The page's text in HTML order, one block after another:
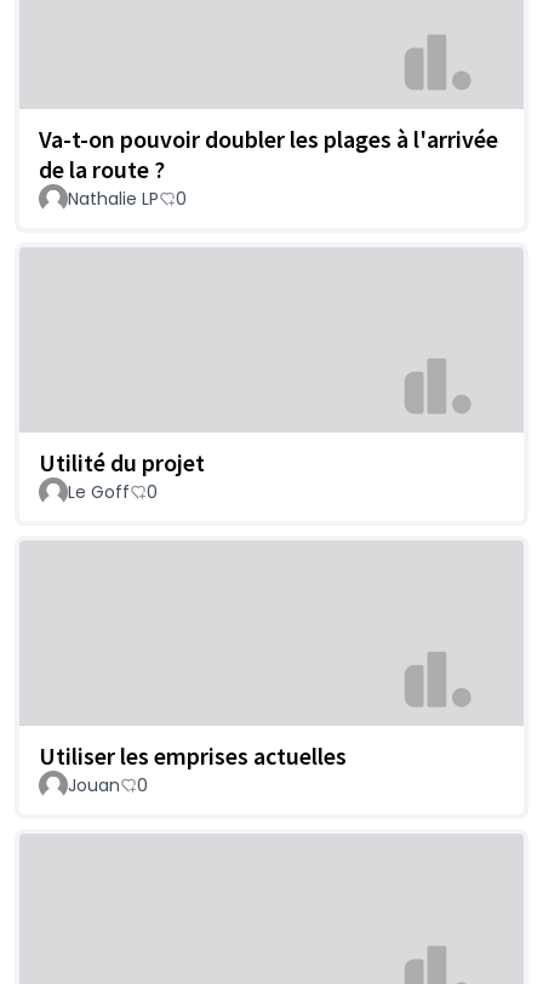
Va-t-on pouvoir doubler les plages à l'arrivée
de la route ?
Nathalie LP 0
Utilité du projet
Le Goff 0
Utiliser les emprises actuelles
Jouan 0